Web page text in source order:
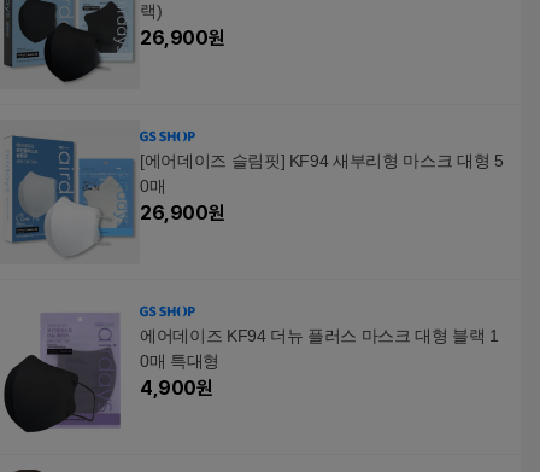
랙)
26,900원
[에어데이즈 슬림핏] KF94 새부리형 마스크 대형 5
0매
26,900원
에어데이즈 KF94 더뉴 플러스 마스크 대형 블랙 1
0매 특대형
4,900원